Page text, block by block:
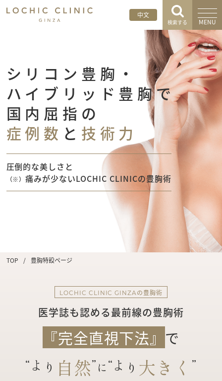
中文
検索する MENU
シ リ コ ン 豊 胸 ・
ハ イ ブ リ ッ ド 豊 胸で
国 内 屈 指 の
症 例 数 と 技 術 力
圧倒的な美しさと
（※）痛みが少ないLOCHIC CLINICの豊胸術
TOP / 豊胸特設ページ
LOCHIC CLINIC GINZAの豊胸術
医学誌も認める最前線の豊胸術
『完全直視下法』 で
“よ り 自然” に “よ り 大きく ”